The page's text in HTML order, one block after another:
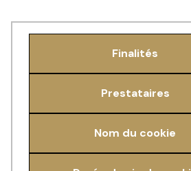
Finalités
Prestataires
Nom du cookie